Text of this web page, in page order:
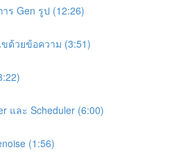
ร Gen รูป (12:26)
ด้วยข้อความ (3:51)
และ Scheduler (6:00)
(1:56)